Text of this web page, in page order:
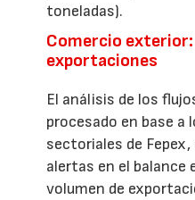
toneladas).
Comercio
exportaciones
El análisis de los
procesado en base a
sectoriales de
alertas en el balance
volumen de